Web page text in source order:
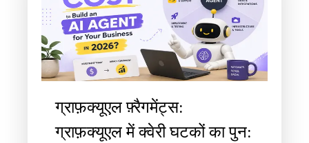
ग्राफ़क्यूएल फ़्रैगमेंट्स:
ग्राफ़क्यूएल में क्वेरी घटकों का पुन: